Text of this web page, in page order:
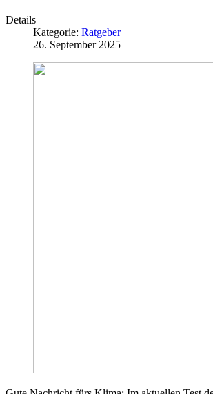
Details
Kategorie: Ratgeber
26. September 2025